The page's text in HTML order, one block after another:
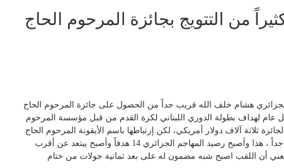
من التتويج بجائزة المرحوم الحاج
هشام خلف الله قريب جداً من الحصول على جائزة المرحوم الحاج
عام لهداف بطولة الدوري اللبناني لكرة القدم من قبل مؤسسة المرحوم
ثلاثة آلاف دولار أمريكي، لكن إرتباطها باسم الأيقونة المرحوم الحاج
عدنان الشرقي يعطيها قيمة كبيرة جداً ، هذا وأصبح رصيد المهاجم الجزائري 14 هدفاً وأصبح يبتعد عن أقرب
أن اللقب اصبح شبه مضمون له على بعد ثمانية جولات من ختام